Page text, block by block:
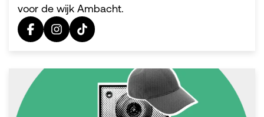
voor de wijk Ambacht.